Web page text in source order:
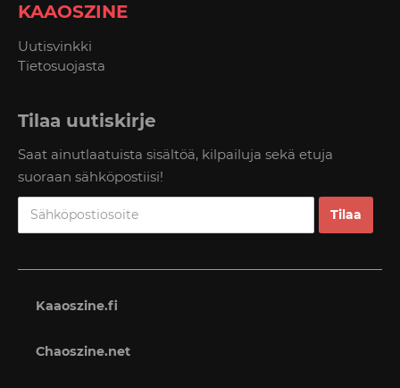
KAAOSZINE
Uutisvinkki
Tietosuojasta
Tilaa uutiskirje
Saat ainutlaatuista sisältöä, kilpailuja sekä etuja
suoraan sähköpostiisi!
Kaaoszine.fi
Chaoszine.net